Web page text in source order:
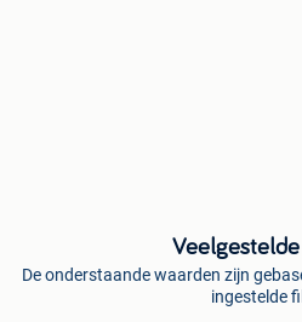
De onderstaande waarden zijn
ingestelde